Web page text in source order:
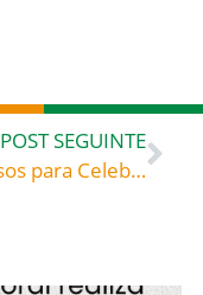
POST SEGUINTE
Ingressos para Celebração Dra. Zilda já estão disponíveis